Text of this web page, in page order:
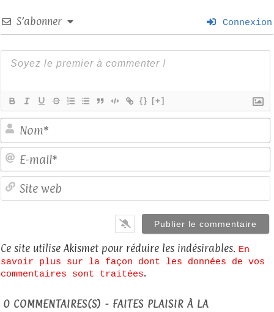
S’abonner Connexion
{} [+]
Ce site utilise Akismet pour réduire les indésirables. En
savoir plus sur la façon dont les données de vos
commentaires sont traitées.
0 COMMENTAIRES(S) - FAITES PLAISIR À LA